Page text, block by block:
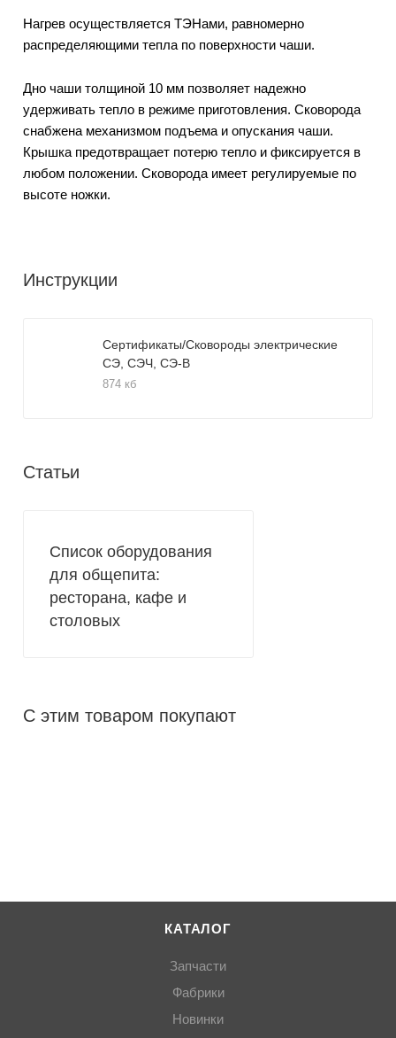
Нагрев осуществляется ТЭНами, равномерно
распределяющими тепла по поверхности чаши.
Дно чаши толщиной 10 мм позволяет надежно
удерживать тепло в режиме приготовления. Сковорода
снабжена механизмом подъема и опускания чаши.
Крышка предотвращает потерю тепло и фиксируется в
любом положении. Сковорода имеет регулируемые по
высоте ножки.
Инструкции
Сертификаты/Сковороды электрические
СЭ, СЭЧ, СЭ-В
874 кб
Статьи
Список оборудования
для общепита:
ресторана, кафе и
столовых
С этим товаром покупают
КАТАЛОГ
Запчасти
Фабрики
Новинки